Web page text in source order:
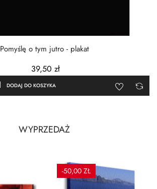
Pomyślę o tym jutro - plakat
39,50 zł
DODAJ DO KOSZYKA
WYPRZEDAŻ
-50,00 ZŁ